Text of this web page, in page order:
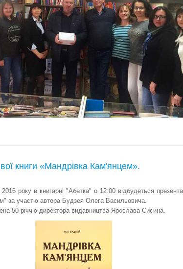
книги «Мандрівка Кам'янцем».
року в книгарні "Абетка" о 12:00 відбудеться
за участю автора Будзея Олега Васильовича.
50-річчю директора видавництва Ярослава Сисина.